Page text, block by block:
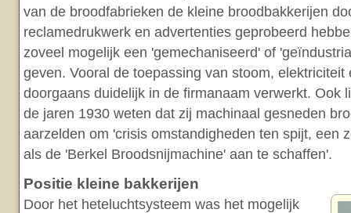
van de broodfabrieken de kleine broodbakkerijen
reclamedrukwerk en advertenties geprobeerd
zoveel mogelijk een 'gemechaniseerd' of
geven. Vooral de toepassing van stoom, elektriciteit
doorgaans duidelijk in de firmanaam verwerkt. Ook
de jaren 1930 weten dat zij machinaal gesneden
aarzelden om 'crisis omstandigheden ten spijt, een
als de 'Berkel Broodsnijmachine' aan te schaffen'.
Positie kleine bakkerijen
Door het heteluchtsysteem was het mogelijk